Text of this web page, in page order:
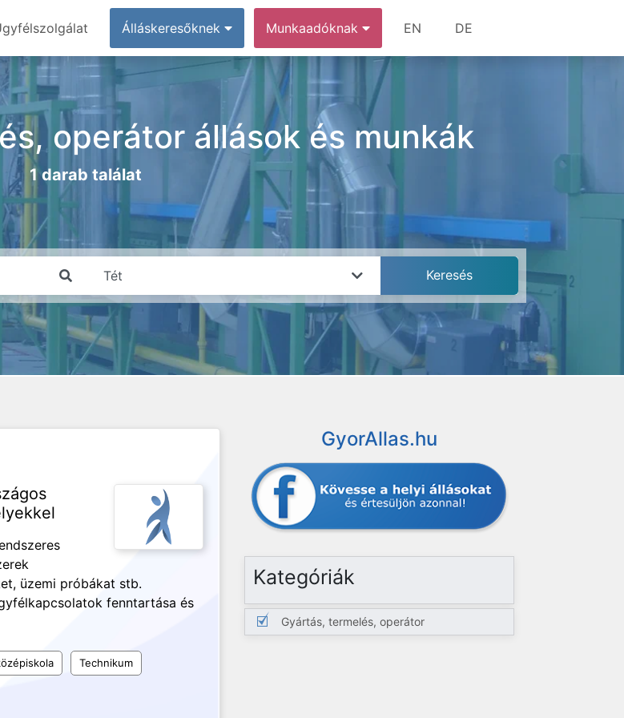
Álláskeresőknek Munkaadóknak EN DE
operátor állások és munkák
1 darab találat
üzemi próbákat stb.
fenntartása és
Technikum
GyorAllas.hu
Kategóriák
Gyártás, termelés, operátor